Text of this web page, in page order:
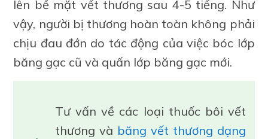
lên bề mặt vết thương sau 4-5 tiếng. Như
vậy, người bị thương hoàn toàn không phải
chịu đau đớn do tác động của việc bóc lớp
băng gạc cũ và quấn lớp băng gạc mới.
Tư vấn về các loại thuốc bôi vết
thương và băng vết thương dạng